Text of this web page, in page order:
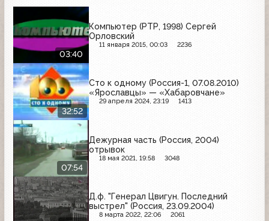
03:40
Компьютер (РТР, 1998) Сергей
Орловский
11 января 2015, 00:03 2236
32:52
Сто к одному (Россия-1, 07.08.2010)
«Ярославцы» — «Хабаровчане»
29 апреля 2024, 23:19 1413
07:54
Дежурная часть (Россия, 2004)
отрывок
18 мая 2021, 19:58 3048
Д.ф. "Генерал Цвигун. Последний
выстрел" (Россия, 23.09.2004)
8 марта 2022, 22:06 2061